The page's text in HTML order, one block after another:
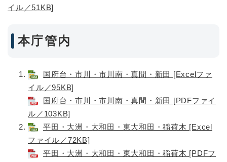
イル／51KB]
本庁管内
国府台・市川・市川南・真間・新田 [Excelファ
イル／95KB]
国府台・市川・市川南・真間・新田 [PDFファイ
ル／103KB]
平田・大洲・大和田・東大和田・稲荷木 [Excel
ファイル／72KB]
平田・大洲・大和田・東大和田・稲荷木 [PDFフ